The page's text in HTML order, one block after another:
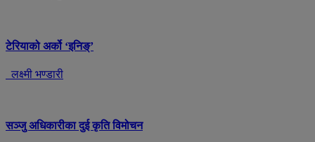
टेरियाको अर्को ‘इनिङ्’
लक्ष्मी भण्डारी
सञ्जु अधिकारीका दुई कृति विमोचन